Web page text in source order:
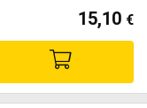
15,10 €